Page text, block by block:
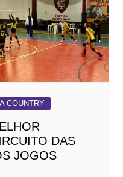
COUNTRY
DAS
JOGOS